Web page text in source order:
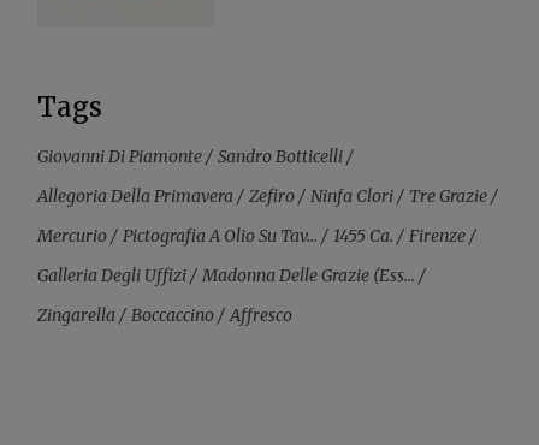
Tags
Giovanni Di Piamonte
Sandro Botticelli
Allegoria Della Primavera
Zefiro Ninfa Clori
Tre Grazie
Mercurio
Pictografia A Olio Su Tav... 1455 Ca.
Firenze
Galleria Degli Uffizi
Madonna Delle Grazie (ess...
Zingarella
Boccaccino Affresco